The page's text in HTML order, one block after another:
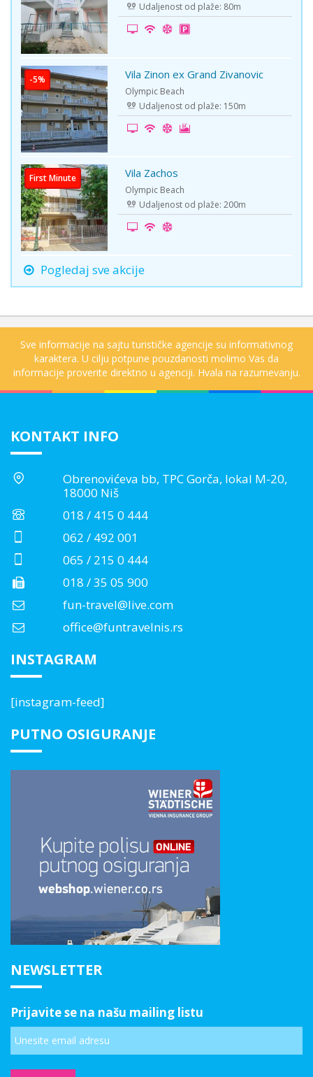
Udaljenost od plaže: 80m
-5% Vila Zinon ex Grand Zivanovic
Olympic Beach
Udaljenost od plaže: 150m
First Minute Vila Zachos
Olympic Beach
Udaljenost od plaže: 200m
Pogledaj sve akcije
Sve informacije na sajtu turističke agencije su informativnog
karaktera. U cilju potpune pouzdanosti molimo Vas da
informacije proverite direktno u agenciji. Hvala na razumevanju.
KONTAKT INFO
Obrenovićeva bb, TPC Gorča, lokal M-20,
18000 Niš
018 / 415 0 444
062 / 492 001
065 / 215 0 444
018 / 35 05 900
fun-travel@live.com
office@funtravelnis.rs
INSTAGRAM
[instagram-feed]
PUTNO OSIGURANJE
NEWSLETTER
Prijavite se na našu mailing listu